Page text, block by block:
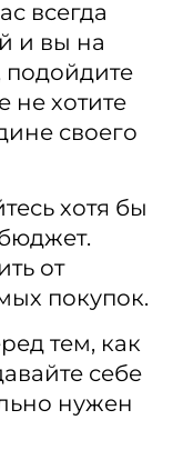
всегда
и вы на
подойдите
не хотите
своего
хотя бы
от
покупок.
тем, как
себе
нужен